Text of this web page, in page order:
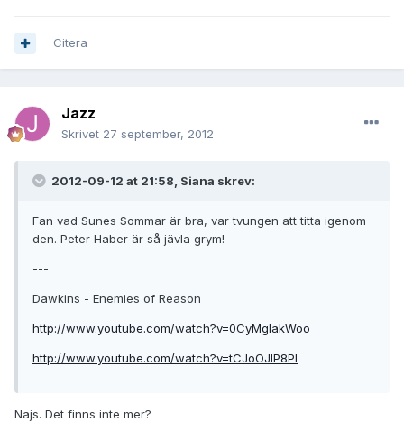
Citera
Jazz
Skrivet 27 september, 2012
2012-09-12 at 21:58, Siana skrev:
Fan vad Sunes Sommar är bra, var tvungen att titta igenom
den. Peter Haber är så jävla grym!
---
Dawkins - Enemies of Reason
http://www.youtube.com/watch?v=0CyMglakWoo
http://www.youtube.com/watch?v=tCJoOJlP8PI
Najs. Det finns inte mer?